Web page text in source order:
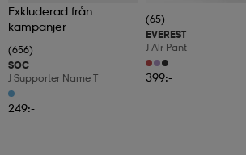
Exkluderad från
kampanjer
(656)
SOC
J Supporter Name T
249:-
(65)
EVEREST
J Alr Pant
399:-